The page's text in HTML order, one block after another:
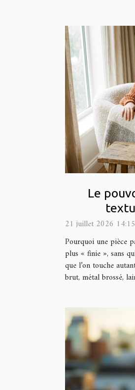
Le
21 juillet 2026 14:15
Pourquoi une pièce
plus « finie », sans
que l’on touche
brut, métal brossé,